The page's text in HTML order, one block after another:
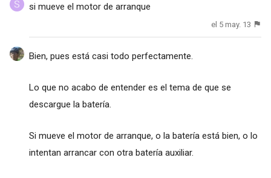
si mueve el motor de arranque
el 5 may. 13
Bien, pues está casi todo perfectamente.
Lo que no acabo de entender es el tema de que se
descargue la batería.
Si mueve el motor de arranque, o la batería está bien, o lo
intentan arrancar con otra batería auxiliar.